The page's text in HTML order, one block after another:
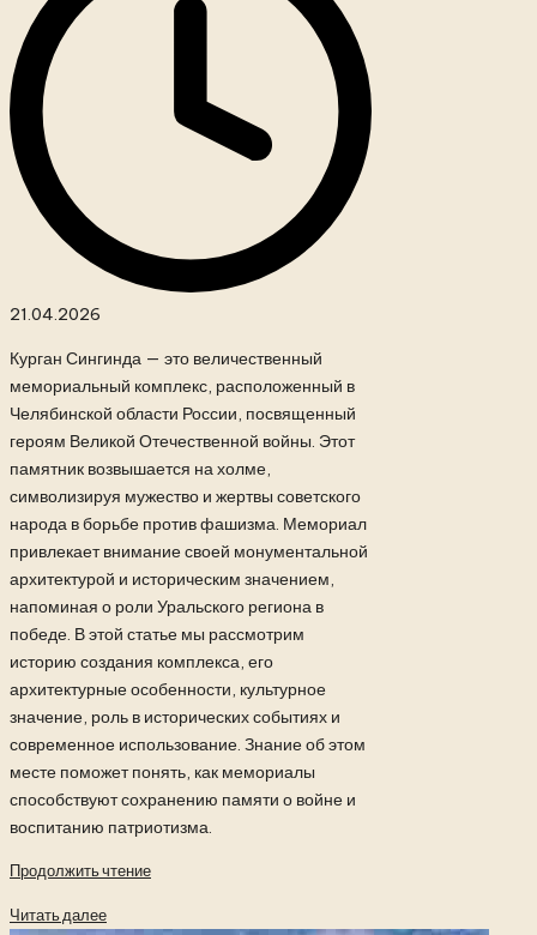
21.04.2026
Курган Сингинда — это величественный
мемориальный комплекс, расположенный в
Челябинской области России, посвященный
героям Великой Отечественной войны. Этот
памятник возвышается на холме,
символизируя мужество и жертвы советского
народа в борьбе против фашизма. Мемориал
привлекает внимание своей монументальной
архитектурой и историческим значением,
напоминая о роли Уральского региона в
победе. В этой статье мы рассмотрим
историю создания комплекса, его
архитектурные особенности, культурное
значение, роль в исторических событиях и
современное использование. Знание об этом
месте поможет понять, как мемориалы
способствуют сохранению памяти о войне и
воспитанию патриотизма.
Продолжить чтение
Читать далее